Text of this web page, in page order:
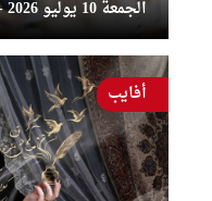
الجمعة 10 يوليو 2026 - 13:42:29
أفايب